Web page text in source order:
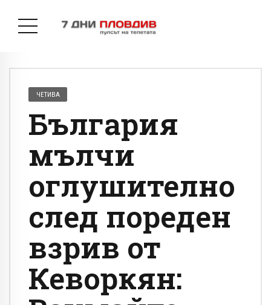
ЧЕТИВА
България
мълчи
оглушително
след пореден
взрив от
Кеворкян: